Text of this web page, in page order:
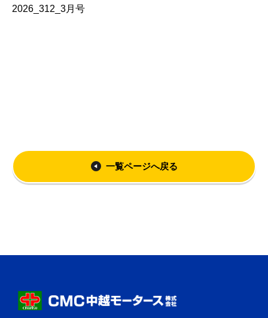
2026_312_3月号
一覧ページへ戻る